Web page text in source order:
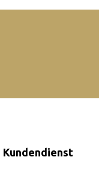
Kundendienst